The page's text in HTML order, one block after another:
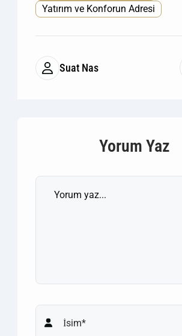
Yatırım ve Konforun Adresi
Suat Nas
Yorum Yaz